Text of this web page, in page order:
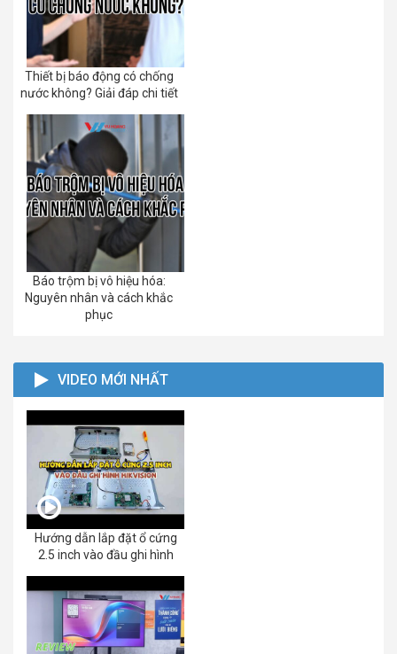
Thiết bị báo động có chống
nước không? Giải đáp chi tiết
Báo trộm bị vô hiệu hóa:
Nguyên nhân và cách khắc
phục
VIDEO MỚI NHẤT
Hướng dẫn lắp đặt ổ cứng
2.5 inch vào đầu ghi hình